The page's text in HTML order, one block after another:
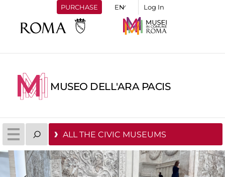
PURCHASE Log In
MUSEO DELL'ARA PACIS
ALL THE CIVIC MUSEUMS